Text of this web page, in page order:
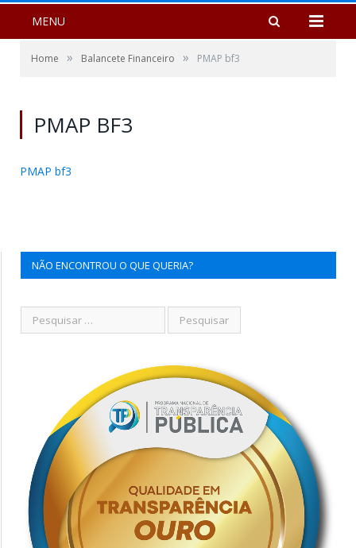
MENU
Home » Balancete Financeiro » PMAP bf3
PMAP BF3
PMAP bf3
NÃO ENCONTROU O QUE QUERIA?